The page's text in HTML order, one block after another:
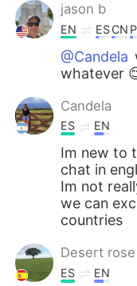
jason b
EN ESCN
@Candela
whatever
Candela
ES EN
Im new to
chat in
Im not
we can
countries
Desert rose
ES EN